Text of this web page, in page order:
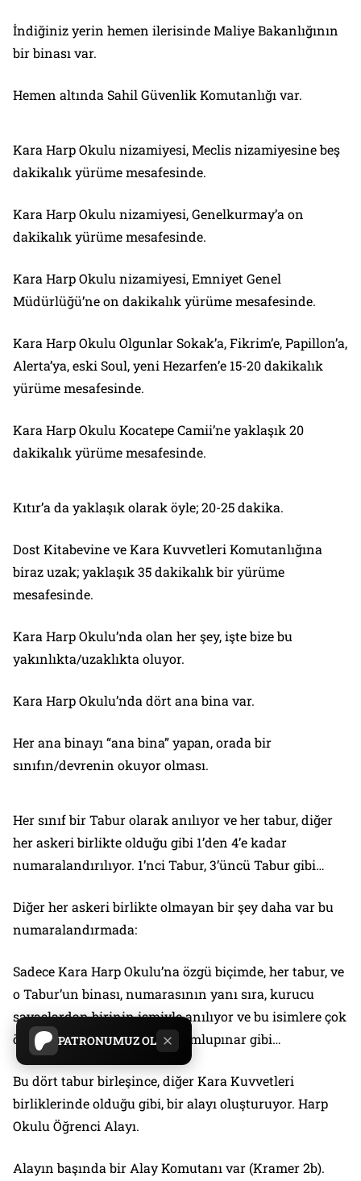
PATRONUMUZ OL
İndiğiniz yerin hemen ilerisinde Maliye Bakanlığının
bir binası var.
Hemen altında Sahil Güvenlik Komutanlığı var.
Kara Harp Okulu nizamiyesi, Meclis nizamiyesine beş
dakikalık yürüme mesafesinde.
Kara Harp Okulu nizamiyesi, Genelkurmay’a on
dakikalık yürüme mesafesinde.
Kara Harp Okulu nizamiyesi, Emniyet Genel
Müdürlüğü’ne on dakikalık yürüme mesafesinde.
Kara Harp Okulu Olgunlar Sokak’a, Fikrim’e, Papillon’a,
Alerta’ya, eski Soul, yeni Hezarfen’e 15-20 dakikalık
yürüme mesafesinde.
Kara Harp Okulu Kocatepe Camii’ne yaklaşık 20
dakikalık yürüme mesafesinde.
Kıtır’a da yaklaşık olarak öyle; 20-25 dakika.
Dost Kitabevine ve Kara Kuvvetleri Komutanlığına
biraz uzak; yaklaşık 35 dakikalık bir yürüme
mesafesinde.
Kara Harp Okulu’nda olan her şey, işte bize bu
yakınlıkta/uzaklıkta oluyor.
Kara Harp Okulu’nda dört ana bina var.
Her ana binayı “ana bina” yapan, orada bir
sınıfın/devrenin okuyor olması.
Her sınıf bir Tabur olarak anılıyor ve her tabur, diğer
her askeri birlikte olduğu gibi 1’den 4’e kadar
numaralandırılıyor. 1’nci Tabur, 3’üncü Tabur gibi…
Diğer her askeri birlikte olmayan bir şey daha var bu
numaralandırmada:
Sadece Kara Harp Okulu’na özgü biçimde, her tabur, ve
o Tabur’un binası, numarasının yanı sıra, kurucu
savaşlardan birinin ismiyle anılıyor ve bu isimlere çok
önem veriliyor. Malazgirt, Dumlupınar gibi…
Bu dört tabur birleşince, diğer Kara Kuvvetleri
birliklerinde olduğu gibi, bir alayı oluşturuyor. Harp
Okulu Öğrenci Alayı.
Alayın başında bir Alay Komutanı var (Kramer 2b).